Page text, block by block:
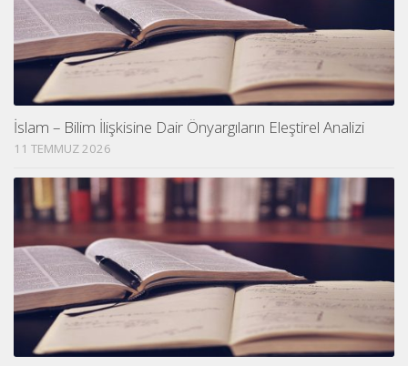
İslam – Bilim İlişkisine Dair Önyargıların Eleştirel Analizi
11 TEMMUZ 2026